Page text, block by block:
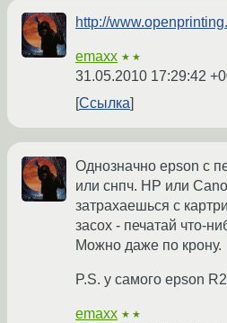
http://
emaxx ★★
31.05.2010 17:29:42
Ссылка
Однозначно epson с
или снпч. HP или
затрахаешься с
засох - печатай что-
Можно даже по крону.
P.S. у самого epson
emaxx ★★